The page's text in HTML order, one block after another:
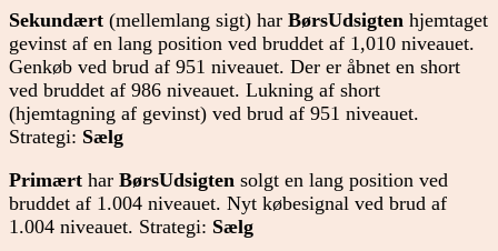
Sekundært (mellemlang sigt) har BørsUdsigten hjemtaget
gevinst af en lang position ved bruddet af 1,010 niveauet.
Genkøb ved brud af 951 niveauet. Der er åbnet en short
ved bruddet af 986 niveauet. Lukning af short
(hjemtagning af gevinst) ved brud af 951 niveauet.
Strategi: Sælg
Primært har BørsUdsigten solgt en lang position ved
bruddet af 1.004 niveauet. Nyt købesignal ved brud af
1.004 niveauet. Strategi: Sælg